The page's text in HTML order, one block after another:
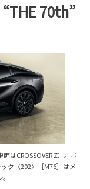
70th”
はCROSSOVER Z）。ボ
ク〈202〉［M76］はメ